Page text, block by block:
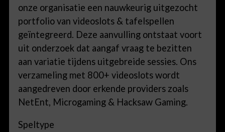
onze organisatie een nauwkeurig uitgezocht
portfolio van videoslots & tafelspellen
geïntegreerd. Deze aanvulling ontstaat voort
uit onderzoek dat aangaf vraag te bezitten
aan variatie tijdens uitgebreide sessies. Ons
verzameling met 800+ videoslots wordt
aangedreven door erkende providers zoals
NetEnt, Microgaming & Hacksaw Gaming.
Speltype